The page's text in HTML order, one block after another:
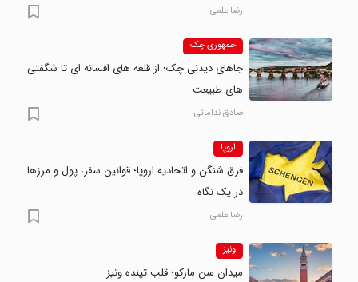
رضا علمی
جمهوری چک
جاهای دیدنی چک؛ از قلعه های افسانه ای تا شگفتی
های طبیعت
صادق نداماتی
اروپا
فرق شنگن و اتحادیه اروپا؛ قوانین سفر، پول و مرزها
در یک نگاه
رضا علمی
ونیز
میدان سن مارکو؛ قلب تپنده ونیز